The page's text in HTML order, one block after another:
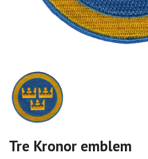
Tre Kronor emblem